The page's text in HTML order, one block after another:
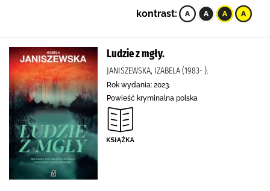
kontrast:
Ludzie z mgły.
JANISZEWSKA, IZABELA (1983- ).
Rok wydania: 2023.
Powieść kryminalna polska